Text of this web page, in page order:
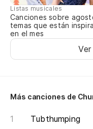
Listas musicales
Canciones sobre
temas que están
en el mes
Más canciones de
Tubthumping